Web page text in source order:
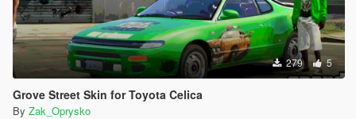
279 5
Grove Street Skin for Toyota Celica
By Zak_Oprysko